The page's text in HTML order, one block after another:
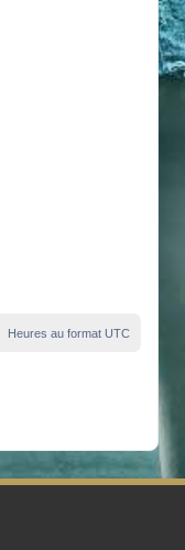
Heures au format UTC